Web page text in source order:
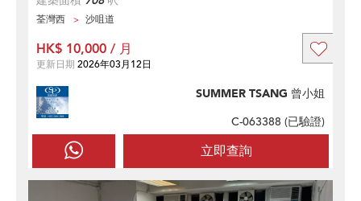
荃灣西 沙咀道
立即查詢
SUMMER TSANG 曾小姐
C-063388 (已驗證)
HK$ 10,000 / 月
更新日期 2026年03月12日